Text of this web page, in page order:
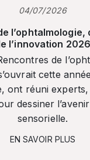
04/07/2026
l’ophtalmologie,
l’innovation 2026
de
cette
ont réuni
dessiner
sensorielle.
EN SAVOIR PLUS